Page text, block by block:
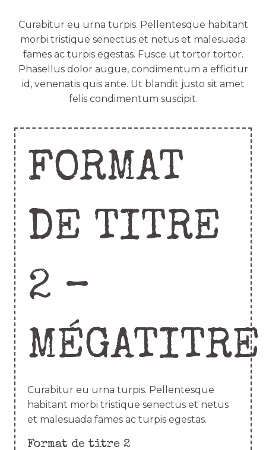
Curabitur eu urna turpis. Pellentesque habitant
morbi tristique senectus et netus et malesuada
fames ac turpis egestas. Fusce ut tortor tortor.
Phasellus dolor augue, condimentum a efficitur
id, venenatis quis ante. Ut blandit justo sit amet
felis condimentum suscipit.
FORMAT
DE TITRE
2 –
MÉGATITRE
Curabitur eu urna turpis. Pellentesque
habitant morbi tristique senectus et netus
et malesuada fames ac turpis egestas.
Format de titre 2